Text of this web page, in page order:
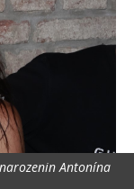
Antonína